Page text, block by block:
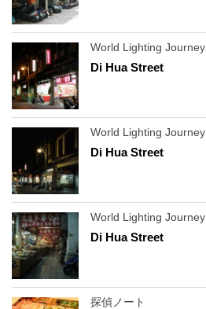
World Lighting Journey
Di Hua Street
World Lighting Journey
Di Hua Street
World Lighting Journey
Di Hua Street
探偵ノート